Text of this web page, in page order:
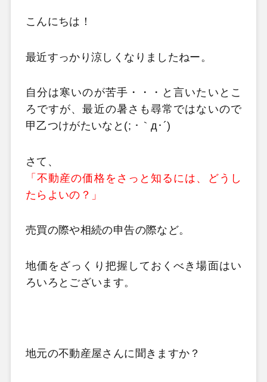
こんにちは！
最近すっかり涼しくなりましたねー。
自分は寒いのが苦手・・・と言いたいとこ
ろですが、最近の暑さも尋常ではないので
甲乙つけがたいなと(; ･｀д･´)
さて、
「不動産の価格をさっと知るには、どうし
たらよいの？」
売買の際や相続の申告の際など。
地価をざっくり把握しておくべき場面はい
ろいろとございます。
地元の不動産屋さんに聞きますか？